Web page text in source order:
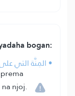
bogan:
• المِنَّة التي
njoj.